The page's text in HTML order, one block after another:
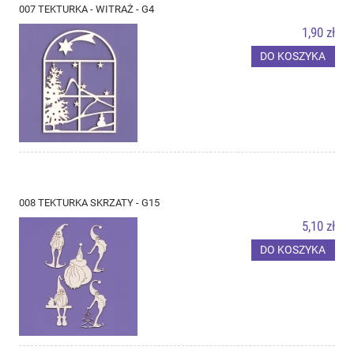
007 TEKTURKA - WITRAŻ - G4
1,90 zł
DO KOSZYKA
008 TEKTURKA SKRZATY - G15
5,10 zł
DO KOSZYKA